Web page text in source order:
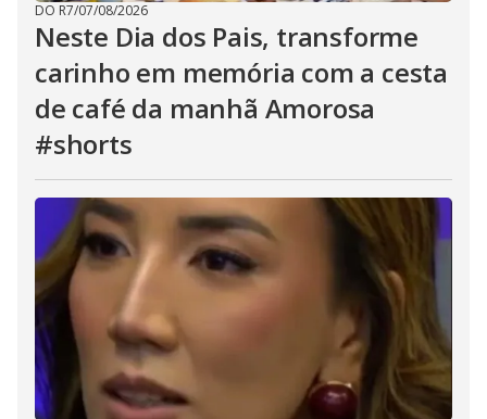
DO R7/07/08/2026
Neste Dia dos Pais, transforme
carinho em memória com a cesta
de café da manhã Amorosa
#shorts